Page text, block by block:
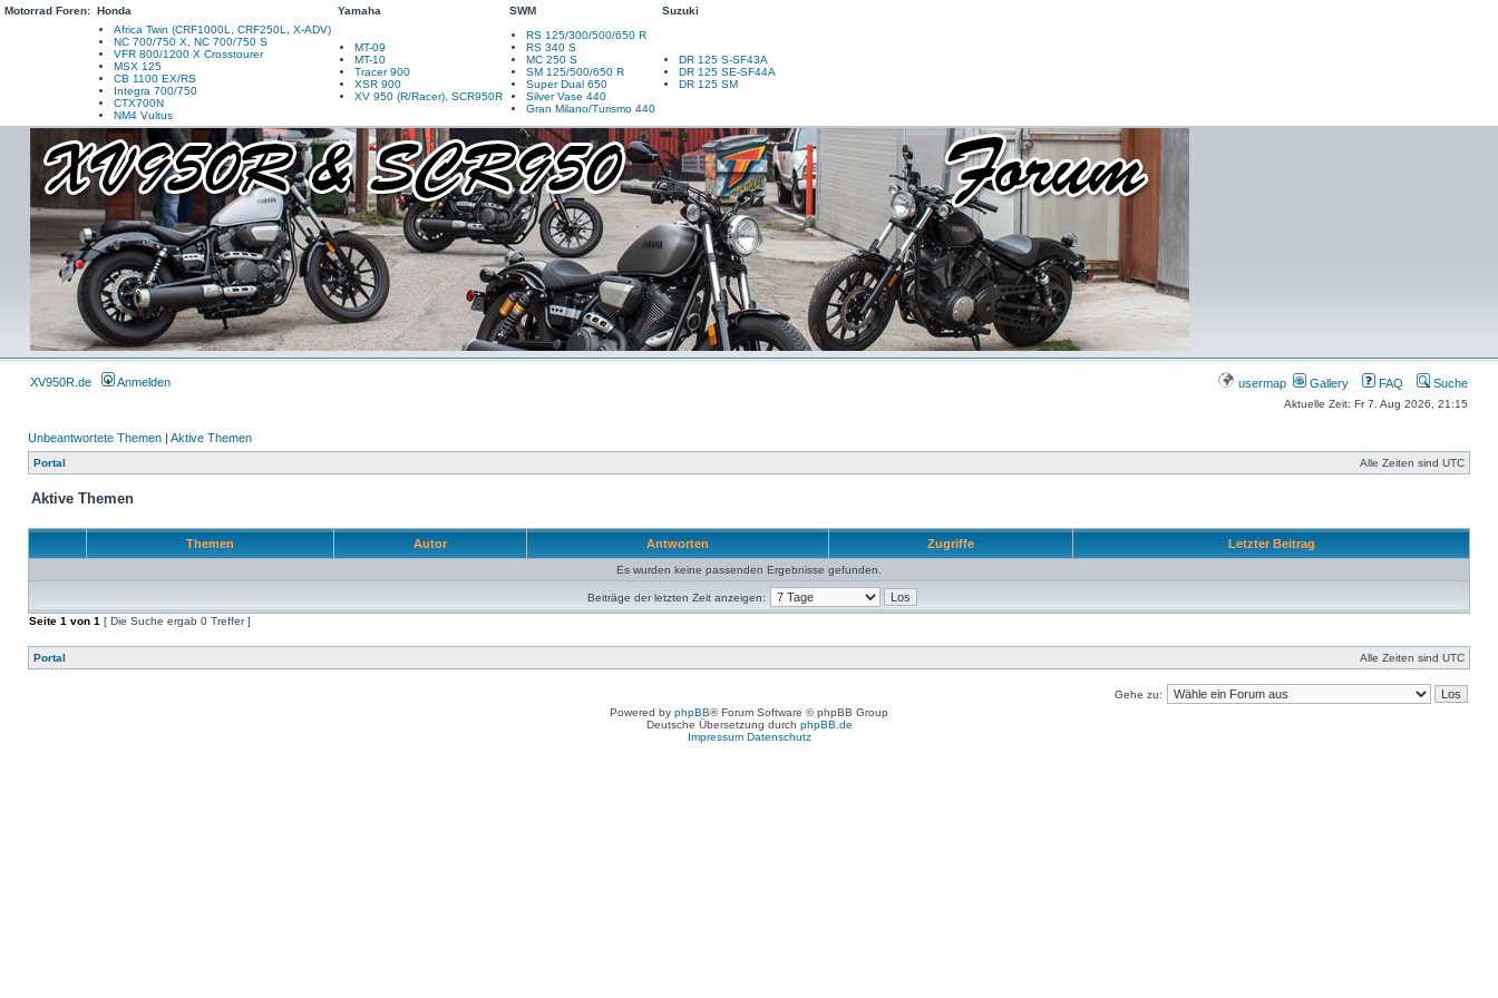
Motorrad Foren: Honda Yamaha SWM
Suzuki
Africa Twin (CRF1000L, CRF250L, X-ADV)
NC 700/750 X, NC 700/750 S
VFR 800/1200 X Crosstourer
MSX 125
CB 1100 EX/RS
Integra 700/750
CTX700N
NM4 Vultus
MT-09
MT-10
Tracer 900
XSR 900
XV 950 (R/Racer), SCR950R
RS 125/300/500/650 R
RS 340 S
MC 250 S
SM 125/500/650 R
Super Dual 650
Silver Vase 440
Gran Milano/Turismo 440
DR 125 S-SF43A
DR 125 SE-SF44A
DR 125 SM
XV950R.de Anmelden usermap Gallery FAQ Suche
Aktuelle Zeit: Fr 7. Aug 2026, 21:15
Unbeantwortete Themen | Aktive Themen
Portal Alle Zeiten sind UTC
Aktive Themen
Themen Autor Antworten Zugriffe Letzter Beitrag
Es wurden keine passenden Ergebnisse gefunden.
Beiträge der letzten Zeit anzeigen:
Seite 1 von 1 [ Die Suche ergab 0 Treffer ]
Portal Alle Zeiten sind UTC
Gehe zu:
Powered by phpBB® Forum Software © phpBB Group
Deutsche Übersetzung durch phpBB.de
Impressum Datenschutz